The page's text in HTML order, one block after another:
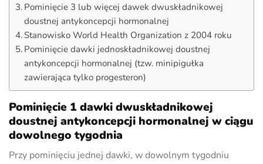
Pominięcie 3 lub więcej dawek dwuskładnikowej
doustnej antykoncepcji hormonalnej
Stanowisko World Health Organization z 2004 roku
Pominięcie dawki jednoskładnikowej doustnej
antykoncepcji hormonalnej (tzw. minipigułka
zawierająca tylko progesteron)
Pominięcie 1 dawki dwuskładnikowej
doustnej antykoncepcji hormonalnej w ciągu
dowolnego tygodnia
Przy pominięciu jednej dawki, w dowolnym tygodniu